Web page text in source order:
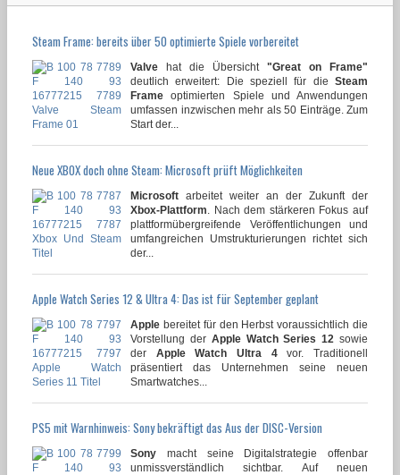
Steam Frame: bereits über 50 optimierte Spiele vorbereitet
Valve hat die Übersicht "Great on Frame"
deutlich erweitert: Die speziell für die Steam
Frame optimierten Spiele und Anwendungen
umfassen inzwischen mehr als 50 Einträge. Zum
Start der...
Neue XBOX doch ohne Steam: Microsoft prüft Möglichkeiten
Microsoft arbeitet weiter an der Zukunft der
Xbox-Plattform. Nach dem stärkeren Fokus auf
plattformübergreifende Veröffentlichungen und
umfangreichen Umstrukturierungen richtet sich
der...
Apple Watch Series 12 & Ultra 4: Das ist für September geplant
Apple bereitet für den Herbst voraussichtlich die
Vorstellung der Apple Watch Series 12 sowie
der Apple Watch Ultra 4vor. Traditionell
präsentiert das Unternehmen seine neuen
Smartwatches...
PS5 mit Warnhinweis: Sony bekräftigt das Aus der DISC-Version
Sony macht seine Digitalstrategie offenbar
unmissverständlich sichtbar. Auf neuen